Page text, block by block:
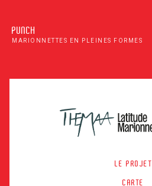
PUNCH
MARIONNETTES EN PLEINES FORMES
LE PROJET
CARTE